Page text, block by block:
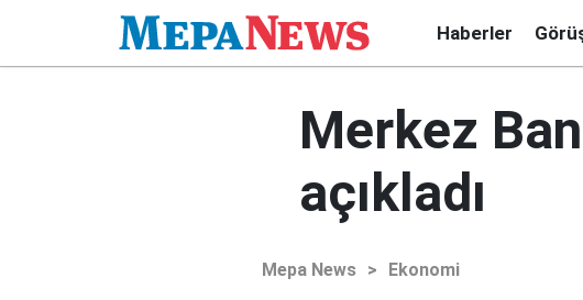
Haberler
Merkez
açıkladı
Mepa News > Ekonomi